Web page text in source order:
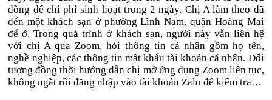
đồng để chi phí sinh hoạt trong 2 ngày. Chị A làm theo đã
đến một khách sạn ở phường Lĩnh Nam, quận Hoàng Mai
để ở. Trong quá trình ở khách sạn, người này vẫn liên hệ
với chị A qua Zoom, hỏi thông tin cá nhân gồm họ tên,
nghề nghiệp, các thông tin mật khẩu tài khoản cá nhân. Đối
tượng đồng thời hướng dẫn chị mở ứng dụng Zoom liên tục,
không ngắt rồi đăng nhập vào tài khoản Zalo để kiểm tra…